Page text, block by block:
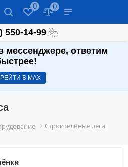
0 0
550-14-99
мессенджере, ответим
В МАХ
Строительные леса